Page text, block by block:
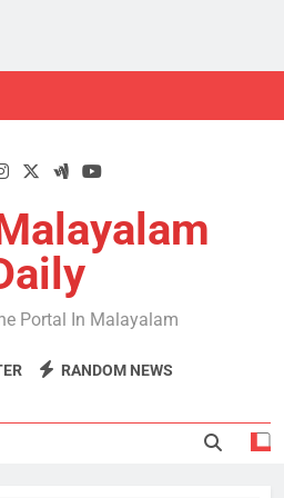
Portal In Malayalam
RANDOM NEWS